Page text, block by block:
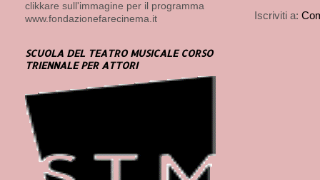
Iscriviti a:
clikkare sull'immagine per il programma
www.fondazionefarecinema.it
SCUOLA DEL TEATRO MUSICALE CORSO
TRIENNALE PER ATTORI